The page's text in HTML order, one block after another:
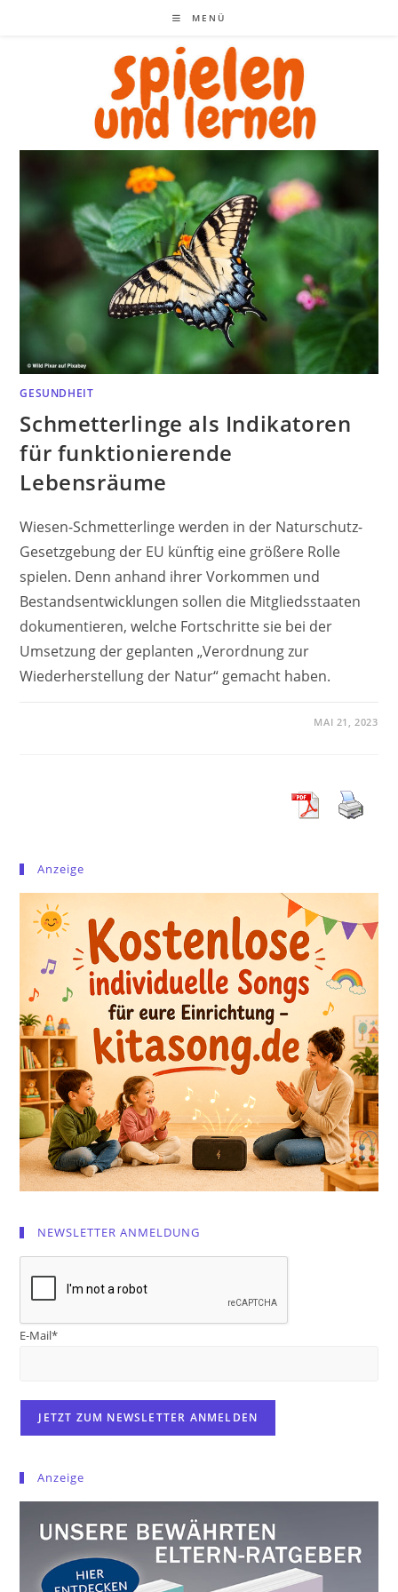
MENÜ
GESUNDHEIT
Schmetterlinge als Indikatoren
für funktionierende
Lebensräume
Wiesen-Schmetterlinge werden in der Naturschutz-
Gesetzgebung der EU künftig eine größere Rolle
spielen. Denn anhand ihrer Vorkommen und
Bestandsentwicklungen sollen die Mitgliedsstaaten
dokumentieren, welche Fortschritte sie bei der
Umsetzung der geplanten „Verordnung zur
Wiederherstellung der Natur“ gemacht haben.
MAI 21, 2023
Anzeige
NEWSLETTER ANMELDUNG
E-Mail*
Anzeige